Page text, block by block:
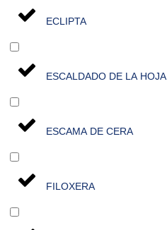
ECLIPTA
ESCALDADO DE LA HOJA
ESCAMA DE CERA
FILOXERA